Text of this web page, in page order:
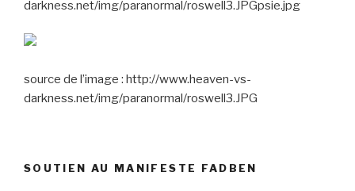
darkness.net/img/paranormal/roswell3.JPGpsie.jpg
source de l’image : http://www.heaven-vs-
darkness.net/img/paranormal/roswell3.JPG
SOUTIEN AU MANIFESTE FADBEN